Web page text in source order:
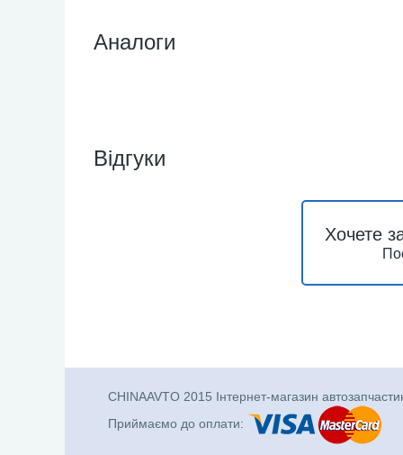
Аналоги
Відгуки
Хочете
CHINAAVTO 2015 Інтернет-магазин
Приймаємо до оплати: